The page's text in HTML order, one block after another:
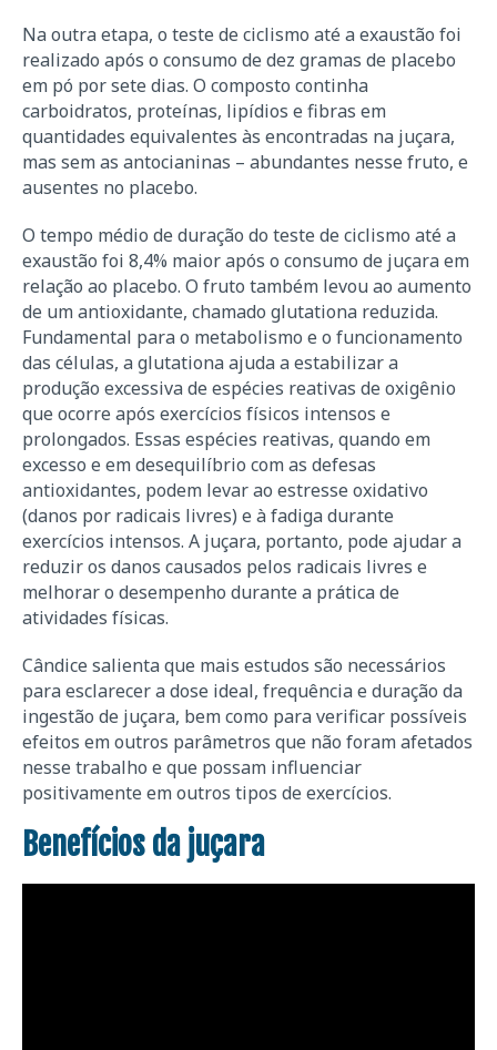
Na outra etapa, o teste de ciclismo até a exaustão foi
realizado após o consumo de dez gramas de placebo
em pó por sete dias. O composto continha
carboidratos, proteínas, lipídios e fibras em
quantidades equivalentes às encontradas na juçara,
mas sem as antocianinas – abundantes nesse fruto, e
ausentes no placebo.
O tempo médio de duração do teste de ciclismo até a
exaustão foi 8,4% maior após o consumo de juçara em
relação ao placebo. O fruto também levou ao aumento
de um antioxidante, chamado glutationa reduzida.
Fundamental para o metabolismo e o funcionamento
das células, a glutationa ajuda a estabilizar a
produção excessiva de espécies reativas de oxigênio
que ocorre após exercícios físicos intensos e
prolongados. Essas espécies reativas, quando em
excesso e em desequilíbrio com as defesas
antioxidantes, podem levar ao estresse oxidativo
(danos por radicais livres) e à fadiga durante
exercícios intensos. A juçara, portanto, pode ajudar a
reduzir os danos causados pelos radicais livres e
melhorar o desempenho durante a prática de
atividades físicas.
Cândice salienta que mais estudos são necessários
para esclarecer a dose ideal, frequência e duração da
ingestão de juçara, bem como para verificar possíveis
efeitos em outros parâmetros que não foram afetados
nesse trabalho e que possam influenciar
positivamente em outros tipos de exercícios.
Benefícios da juçara